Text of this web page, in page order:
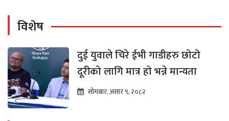
विशेष
दुई युवाले चिरे ईभी गाडीहरु छोटो
दूरीको लागि मात्र हो भन्ने मान्यता
सोमबार, असार ९, २०८२